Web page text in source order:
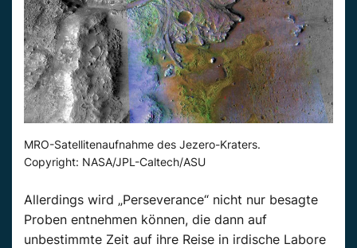
MRO-Satellitenaufnahme des Jezero-Kraters.
Copyright: NASA/JPL-Caltech/ASU
Allerdings wird „Perseverance“ nicht nur besagte
Proben entnehmen können, die dann auf
unbestimmte Zeit auf ihre Reise in irdische Labore